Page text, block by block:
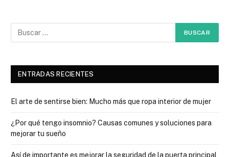
ENTRADAS RECIENTES
El arte de sentirse bien: Mucho más que ropa interior de mujer
¿Por qué tengo insomnio? Causas comunes y soluciones para
mejorar tu sueño
Así de importante es mejorar la seguridad de la puerta principal